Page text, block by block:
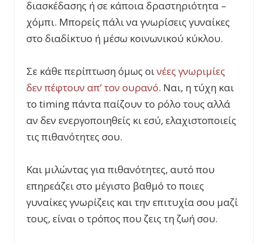
διασκέδασης ή σε κάποια δραστηριότητα –
χόμπι. Μπορείς πάλι να γνωρίσεις γυναίκες
στο διαδίκτυο ή μέσω κοινωνικού κύκλου.
Σε κάθε περίπτωση όμως οινέες γνωριμίες
δεν πέφτουν απ’ τον ουρανό. Ναι, η τύχη και
το timing πάντα παίζουν το ρόλο τους αλλά
αν δεν ενεργοποιηθείς κι εσύ, ελαχιστοποιείς
τις πιθανότητες σου.
Και μιλώντας για πιθανότητες, αυτό που
επηρεάζει στο μέγιστο βαθμό το ποιες
γυναίκες γνωρίζεις και την επιτυχία σου μαζί
τους, είναι ο τρόπος που ζεις τη ζωή σου.